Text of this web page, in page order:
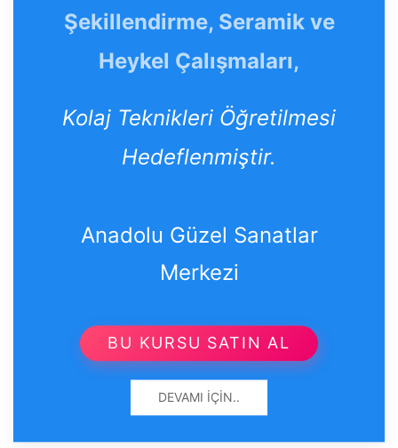
Şekillendirme, Seramik ve
Heykel Çalışmaları,
Kolaj Teknikleri Öğretilmesi
Hedeflenmiştir.
Anadolu Güzel Sanatlar
Merkezi
BU KURSU SATIN AL
DEVAMI İÇIN..